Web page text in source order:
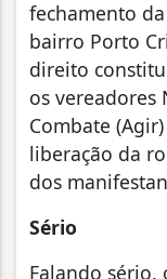
fechamento
bairro Porto
direito
os vereadores
Combate
liberação da
dos
Sério
Falando sério,